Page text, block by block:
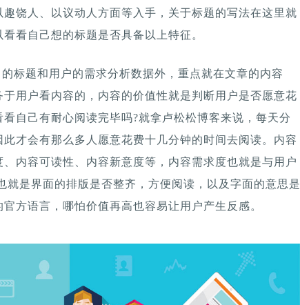
饶人、以议动人方面等入手，关于标题的写法在这里就
看自己想的标题是否具备以上特征。
标题和用户的需求分析数据外，重点就在文章的内容
于用户看内容的，内容的价值性就是判断用户是否愿意花
自己有耐心阅读完毕吗?就拿卢松松博客来说，每天分
才会有那么多人愿意花费十几分钟的时间去阅读。内容
内容可读性、内容新意度等，内容需求度也就是与用户
就是界面的排版是否整齐，方便阅读，以及字面的意思是
方语言，哪怕价值再高也容易让用户产生反感。